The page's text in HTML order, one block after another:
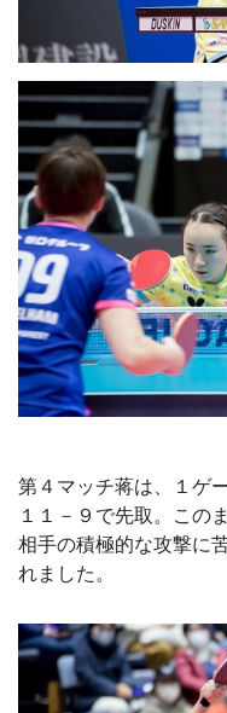
第４マッチ蒋は、１ゲ
１１－９で先取。この
相手の積極的な攻撃に
れました。